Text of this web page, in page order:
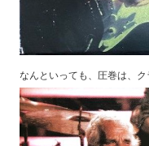
なんといっても、圧巻は、ク